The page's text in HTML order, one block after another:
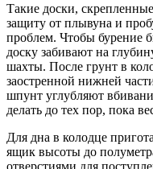
Такие доски,
защиту от плывуна и
проблем. Чтобы бурение
доску забивают на
шахты. После грунт в
заостренной нижней
шпунт углубляют
делать до тех пор, пока
Для дна в колодце
ящик высоты до
отверстиями для